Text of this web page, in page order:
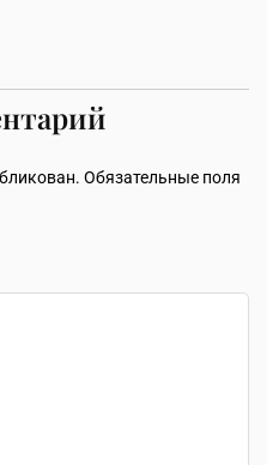
Обязательные поля